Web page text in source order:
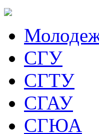
СГУ
СГТУ
СГАУ
СГЮА